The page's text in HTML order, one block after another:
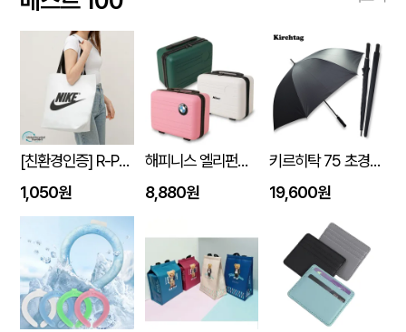
[친환경인증] R-PET 고밀도 리유저블백 (검정내피/170g)(S~XL)
1,050원
해피니스 엘리펀트 베이직 인텐시브 레디백
8,880원
키르히탁 75 초경량 올카본 UV 암막우산
19,600원